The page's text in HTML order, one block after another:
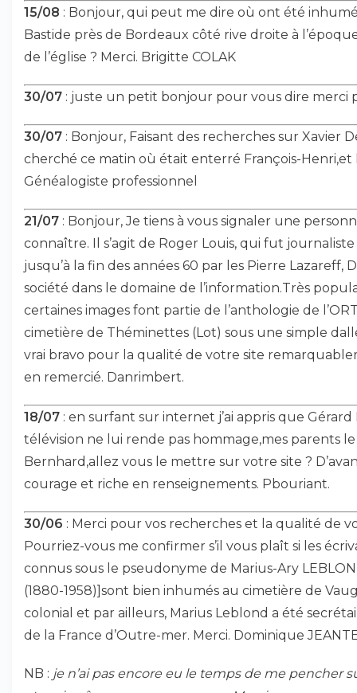
15/08 : Bonjour, qui peut me dire où ont été
Bastide près de Bordeaux côté rive droite à
de l’église ? Merci. Brigitte COLAK
30/07 : juste un petit bonjour pour vous dire merci
30/07 : Bonjour, Faisant des recherches sur Xavier
cherché ce matin où était enterré François-Henri,et
Généalogiste professionnel
21/07 : Bonjour, Je tiens à vous signaler une
connaître. Il s’agit de Roger Louis, qui fut
jusqu’à la fin des années 60 par les Pierre
société dans le domaine de l’information.Très
certaines images font partie de l’anthologie de
cimetière de Théminettes (Lot) sous une simple
vrai bravo pour la qualité de votre site
en remercié. Danrimbert.
18/07 : en surfant sur internet j’ai appris que
télévision ne lui rende pas hommage,mes parents
Bernhard,allez vous le mettre sur votre site ?
courage et riche en renseignements. Pbouriant.
30/06 : Merci pour vos recherches et la qualité de
Pourriez-vous me confirmer s’il vous plaît si les
connus sous le pseudonyme de Marius-Ary
(1880-1958)]sont bien inhumés au cimetière de
colonial et par ailleurs, Marius Leblond a été
de la France d’Outre-mer. Merci. Dominique
NB : je n’ai pas encore eu le temps de me pencher